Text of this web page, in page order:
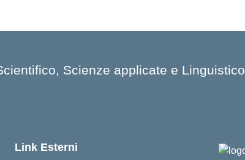
Scienze applicate e Linguistico
Link Esterni